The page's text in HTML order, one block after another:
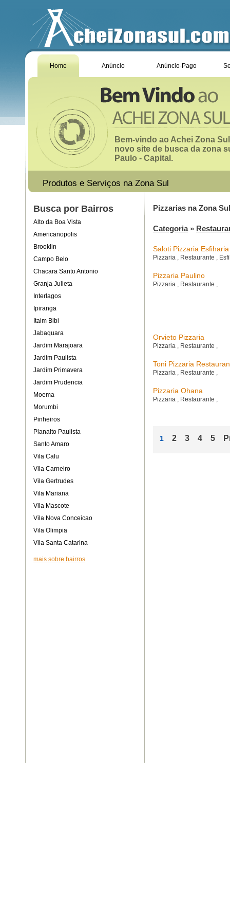
Home Anúncio Anúncio-Pago
Bem-vindo ao Achei Zona
novo site de busca da zona
Paulo - Capital.
Produtos e Serviços na Zona Sul
Busca por Bairros
Alto da Boa Vista
Americanopolis
Brooklin
Campo Belo
Chacara Santo Antonio
Granja Julieta
Interlagos
Ipiranga
Itaim Bibi
Jabaquara
Jardim Marajoara
Jardim Paulista
Jardim Primavera
Jardim Prudencia
Moema
Morumbi
Pinheiros
Planalto Paulista
Santo Amaro
Vila Calu
Vila Carneiro
Vila Gertrudes
Vila Mariana
Vila Mascote
Vila Nova Conceicao
Vila Olimpia
Vila Santa Catarina
mais sobre bairros
Pizzarias na Zona
Categoria»
Saloti Pizzaria Esfiharia
Pizzaria , Restaurante ,
Pizzaria Paulino
Pizzaria , Restaurante ,
Orvieto Pizzaria
Pizzaria , Restaurante ,
Toni Pizzaria
Pizzaria , Restaurante ,
Pizzaria Ohana
Pizzaria , Restaurante ,
1 2 3 4 5